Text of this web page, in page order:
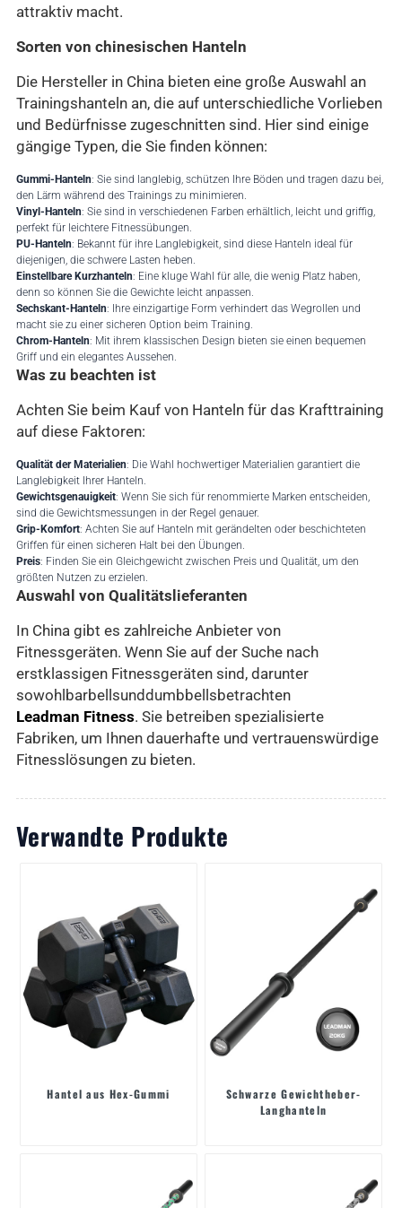
attraktiv macht.
Sorten von chinesischen Hanteln
Die Hersteller in China bieten eine große Auswahl an
Trainingshanteln an, die auf unterschiedliche Vorlieben
und Bedürfnisse zugeschnitten sind. Hier sind einige
gängige Typen, die Sie finden können:
Gummi-Hanteln: Sie sind langlebig, schützen Ihre Böden und tragen dazu bei,
den Lärm während des Trainings zu minimieren.
Vinyl-Hanteln: Sie sind in verschiedenen Farben erhältlich, leicht und griffig,
perfekt für leichtere Fitnessübungen.
PU-Hanteln: Bekannt für ihre Langlebigkeit, sind diese Hanteln ideal für
diejenigen, die schwere Lasten heben.
Einstellbare Kurzhanteln: Eine kluge Wahl für alle, die wenig Platz haben,
denn so können Sie die Gewichte leicht anpassen.
Sechskant-Hanteln: Ihre einzigartige Form verhindert das Wegrollen und
macht sie zu einer sicheren Option beim Training.
Chrom-Hanteln: Mit ihrem klassischen Design bieten sie einen bequemen
Griff und ein elegantes Aussehen.
Was zu beachten ist
Achten Sie beim Kauf von Hanteln für das Krafttraining
auf diese Faktoren:
Qualität der Materialien: Die Wahl hochwertiger Materialien garantiert die
Langlebigkeit Ihrer Hanteln.
Gewichtsgenauigkeit: Wenn Sie sich für renommierte Marken entscheiden,
sind die Gewichtsmessungen in der Regel genauer.
Grip-Komfort: Achten Sie auf Hanteln mit gerändelten oder beschichteten
Griffen für einen sicheren Halt bei den Übungen.
Preis: Finden Sie ein Gleichgewicht zwischen Preis und Qualität, um den
größten Nutzen zu erzielen.
Auswahl von Qualitätslieferanten
In China gibt es zahlreiche Anbieter von
Fitnessgeräten. Wenn Sie auf der Suche nach
erstklassigen Fitnessgeräten sind, darunter
sowohl barbellsunddumbbellsbetrachten
Leadman Fitness. Sie betreiben spezialisierte
Fabriken, um Ihnen dauerhafte und vertrauenswürdige
Fitnesslösungen zu bieten.
Verwandte Produkte
Hantel aus Hex-Gummi
Schwarze Gewichtheber-
Langhanteln